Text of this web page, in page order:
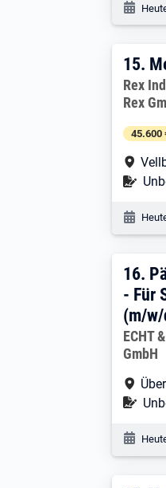
15.
15.
Rex
Rex
45.600
16.
16.
- Für
(m/
ECHT
GmbH